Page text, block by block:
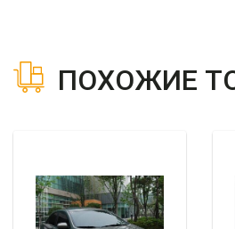
ПОХОЖИЕ